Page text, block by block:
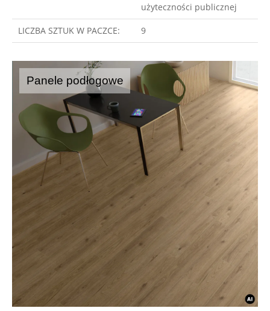
użyteczności publicznej
LICZBA SZTUK W PACZCE: 9
Panele podłogowe